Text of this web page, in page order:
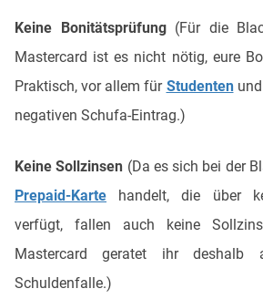
Keine Bonitätsprüfung(Für die
Mastercard ist es nicht nötig, eure
Praktisch, vor allem für Studentenund
negativen Schufa-Eintrag.)
Keine Sollzinsen (Da es sich bei der
Prepaid-Karte handelt, die über
verfügt, fallen auch keine
Mastercard geratet ihr
Schuldenfalle.)